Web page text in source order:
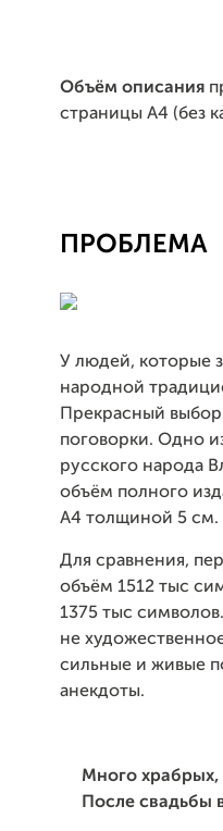
Объём описания
страницы А4 (без
ПРОБЛЕМА
У людей, которые
народной
Прекрасный
поговорки. Одно
русского народа
объём полного
А4 толщиной 5 см.
Для сравнения,
объём 1512 тыс
1375 тыс
не
сильные и живые
анекдоты.
Много храбрых,
После свадьбы